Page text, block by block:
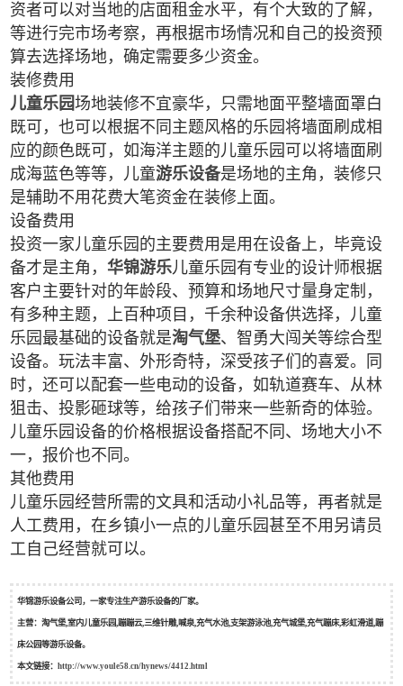
资者可以对当地的店面租金水平，有个大致的了解，
等进行完市场考察，再根据市场情况和自己的投资预
算去选择场地，确定需要多少资金。
装修费用
儿童乐园场地装修不宜豪华，只需地面平整墙面罩白
既可，也可以根据不同主题风格的乐园将墙面刷成相
应的颜色既可，如海洋主题的儿童乐园可以将墙面刷
成海蓝色等等，儿童游乐设备是场地的主角，装修只
是辅助不用花费大笔资金在装修上面。
设备费用
投资一家儿童乐园的主要费用是用在设备上，毕竟设
备才是主角，华锦游乐儿童乐园有专业的设计师根据
客户主要针对的年龄段、预算和场地尺寸量身定制，
有多种主题，上百种项目，千余种设备供选择，儿童
乐园最基础的设备就是淘气堡、智勇大闯关等综合型
设备。玩法丰富、外形奇特，深受孩子们的喜爱。同
时，还可以配套一些电动的设备，如轨道赛车、从林
狙击、投影砸球等，给孩子们带来一些新奇的体验。
儿童乐园设备的价格根据设备搭配不同、场地大小不
一，报价也不同。
其他费用
儿童乐园经营所需的文具和活动小礼品等，再者就是
人工费用，在乡镇小一点的儿童乐园甚至不用另请员
工自己经营就可以。
华锦游乐设备公司，一家专注生产游乐设备的厂家。
主营：淘气堡,室内儿童乐园,蹦蹦云,三维针雕,喊泉,充气水池,支架游泳池,充气城堡,充气蹦床,彩虹滑道,蹦
床公园等游乐设备。
本文链接：http://www.youle58.cn/hynews/4412.html